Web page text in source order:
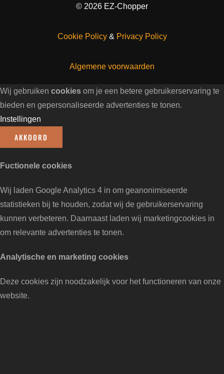
© 2026 EZ-Chopper
Cookie Policy & Privacy Policy
Algemene voorwaarden
Wij gebruiken cookies om je een betere gebruikerservaring te
bieden en gepersonaliseerde advertenties te tonen.
Instellingen
AKKOORD
Fuctionele cookies
Wij laden Google Analytics 4 in om geanonimiseerde
statistieken bij te houden, zodat wij de gebruikerservaring
kunnen verbeteren. Daarnaast laden wij marketingcookies in
om relevante advertenties te tonen.
Analytische en marketing cookies
Deze cookies zijn noodzakelijk voor het functioneren van onze
website.